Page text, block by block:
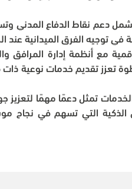
في توجيه الفرق الميدانية عند